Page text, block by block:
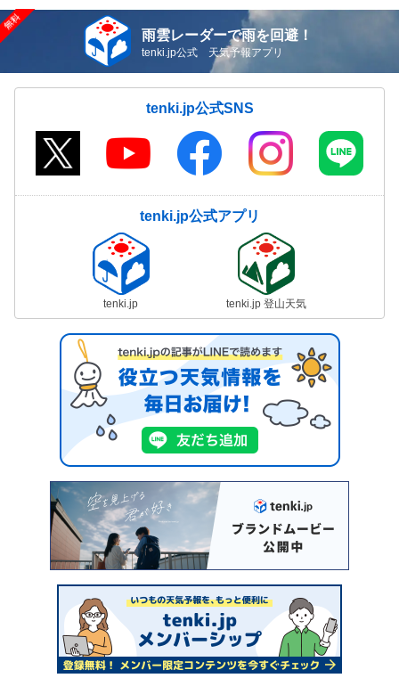
雨雲レーダーで雨を回避！
tenki.jp公式 天気予報アプリ
tenki.jp公式SNS
tenki.jp公式アプリ
tenki.jp tenki.jp 登山天気